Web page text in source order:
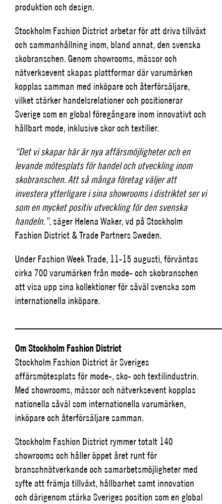
produktion och design.
Stockholm Fashion District arbetar för att driva tillväxt
och sammanhållning inom, bland annat, den svenska
skobranschen. Genom showrooms, mässor och
nätverksevent skapas plattformar där varumärken
kopplas samman med inköpare och återförsäljare,
vilket stärker handelsrelationer och positionerar
Sverige som en global föregångare inom innovativt och
hållbart mode, inklusive skor och textilier.
“Det vi skapar här är nya affärsmöjligheter och en
levande mötesplats för handel och utveckling inom
skobranschen. Att så många företag väljer att
investera ytterligare i sina showrooms i distriktet ser vi
som en mycket positiv utveckling för den svenska
handeln.”, säger Helena Waker, vd på Stockholm
Fashion District & Trade Partners Sweden.
Under Fashion Week Trade, 11-15 augusti, förväntas
cirka 700 varumärken från mode- och skobranschen
att visa upp sina kollektioner för såväl svenska som
internationella inköpare.
Om Stockholm Fashion District
Stockholm Fashion District är Sveriges
affärsmötesplats för mode-, sko- och textilindustrin.
Med showrooms, mässor och nätverksevent kopplas
nationella såväl som internationella varumärken,
inköpare och återförsäljare samman.
Stockholm Fashion District rymmer totalt 140
showrooms och håller öppet året runt för
branschnätverkande och samarbetsmöjligheter med
syfte att främja tillväxt, hållbarhet samt innovation
och därigenom stärka Sveriges position som en global